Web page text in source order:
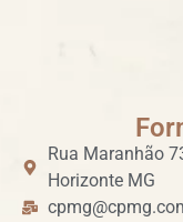
Rua Maranhão
Horizonte MG